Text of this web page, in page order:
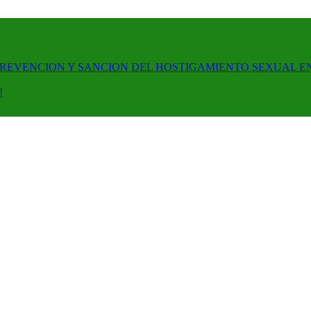
Y SANCION DEL HOSTIGAMIENTO SEXUAL